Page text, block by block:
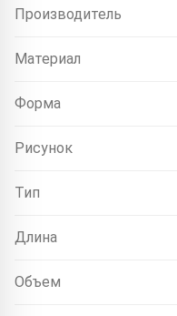
Производитель
Материал
Форма
Рисунок
Тип
Длина
Объем